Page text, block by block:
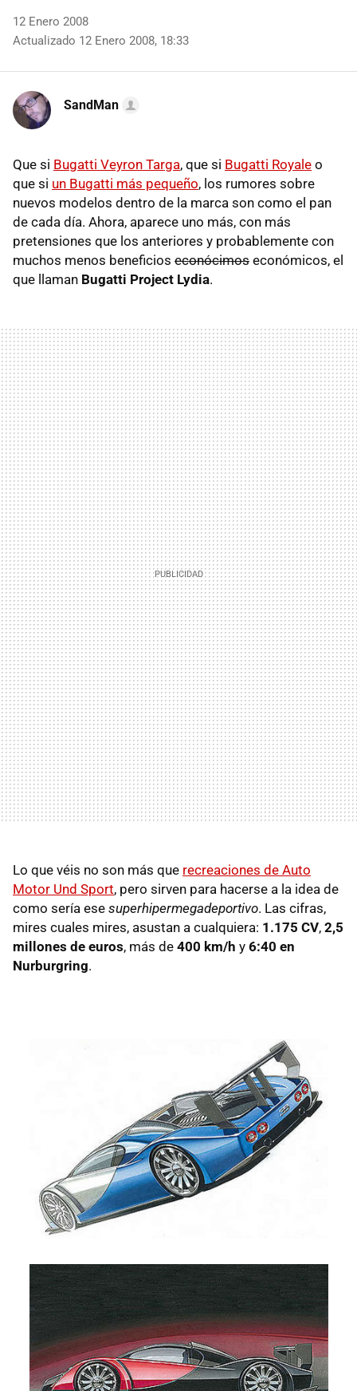
12 Enero 2008
Actualizado 12 Enero 2008, 18:33
SandMan
Que si Bugatti Veyron Targa, que si Bugatti Royale o
que si un Bugatti más pequeño, los rumores sobre
nuevos modelos dentro de la marca son como el pan
de cada día. Ahora, aparece uno más, con más
pretensiones que los anteriores y probablemente con
muchos menos beneficios econócimos económicos, el
que llaman Bugatti Project Lydia.
Lo que véis no son más que recreaciones de Auto
Motor Und Sport, pero sirven para hacerse a la idea de
como sería ese superhipermegadeportivo. Las cifras,
mires cuales mires, asustan a cualquiera: 1.175 CV, 2,5
millones de euros, más de 400 km/h y 6:40 en
Nurburgring.